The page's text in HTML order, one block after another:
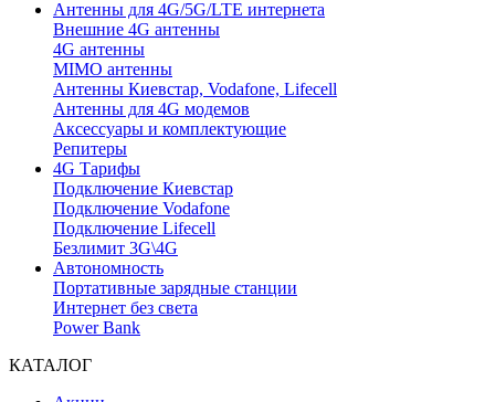
Антенны для 4G/5G/LTE интернета
Внешние 4G антенны
4G антенны
MIMO антенны
Антенны Киевстар, Vodafone, Lifecell
Антенны для 4G модемов
Аксессуары и комплектующие
Репитеры
4G Тарифы
Подключение Киевстар
Подключение Vodafone
Подключение Lifecell
Безлимит 3G\4G
Автономность
Портативные зарядные станции
Интернет без света
Power Bank
КАТАЛОГ